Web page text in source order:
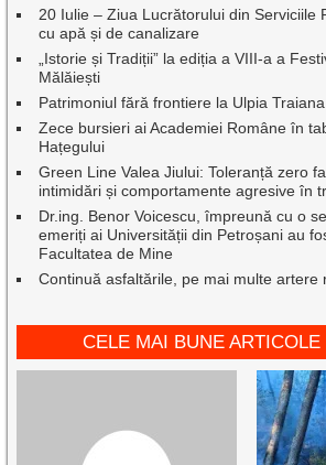
20 Iulie – Ziua Lucrătorului din Serviciile
cu apă și de canalizare
„Istorie și Tradiții” la ediția a VIII-a a
Mălăiești
Patrimoniul fără frontiere la Ulpia
Zece bursieri ai Academiei Române în
Hațegului
Green Line Valea Jiului: Toleranță zero
intimidări și comportamente agresive în
Dr.ing. Benor Voicescu, împreună cu o
emeriți ai Universității din Petroșani au
Facultatea de Mine
Continuă asfaltările, pe mai multe artere
CELE MAI BUNE ARTICOLE